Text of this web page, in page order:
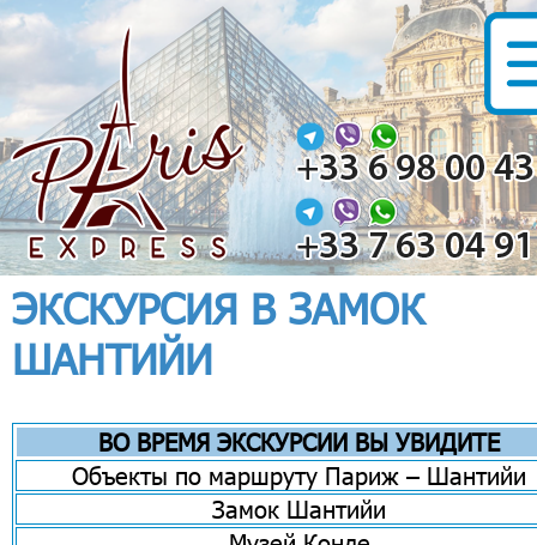
ЭКСКУРСИЯ В ЗАМОК
ШАНТИЙИ
ВО ВРЕМЯ ЭКСКУРСИИ ВЫ УВИДИТЕ
Объекты по маршруту Париж – Шантийи
Замок Шантийи